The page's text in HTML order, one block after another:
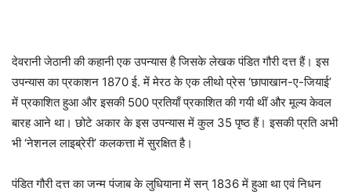
देवरानी जेठानी की कहानी एक उपन्यास है जिसके लेखक पंडित गौरी दत्त हैं। इस
उपन्यास का प्रकाशन 1870 ई. में मेरठ के एक लीथो प्रेस ‘छापाखान-ए-जियाई’
में प्रकाशित हुआ और इसकी 500 प्रतियाँ प्रकाशित की गयी थीं और मूल्य केवल
बारह आने था। छोटे अकार के इस उपन्यास में कुल 35 पृष्ठ हैं। इसकी प्रति अभी
भी ‘नेशनल लाइब्रेरी’ कलकत्ता में सुरक्षित है।
पंडित गौरी दत्त का जन्म पंजाब के लुधियाना में सन् 1836 में हुआ था एवं निधन